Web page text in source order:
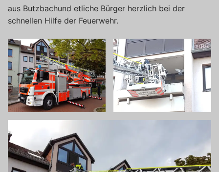
aus Butzbachund etliche Bürger herzlich bei der
schnellen Hilfe der Feuerwehr.